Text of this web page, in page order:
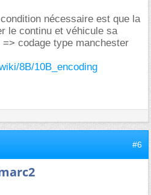
nécessaire est que la
le continu et véhicule sa
codage type manchester
8B/10B_encoding
#6